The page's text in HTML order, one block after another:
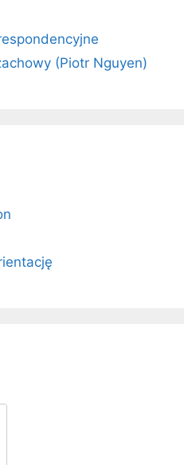
(Piotr Nguyen)